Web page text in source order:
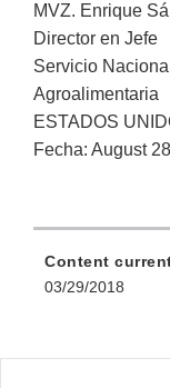
MVZ. Enrique
Director en Jefe
Servicio
Agroalimentaria
ESTADOS
Fecha: August
Content
03/29/2018